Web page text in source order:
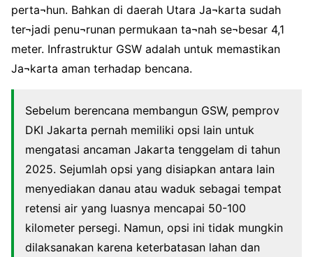
perta¬hun. Bahkan di daerah Utara Ja¬karta sudah
ter¬jadi penu¬runan permukaan ta¬nah se¬besar 4,1
meter. Infrastruktur GSW adalah untuk memastikan
Ja¬karta aman terhadap bencana.
Sebelum berencana membangun GSW, pemprov
DKI Jakarta pernah memiliki opsi lain untuk
mengatasi ancaman Jakarta tenggelam di tahun
2025. Sejumlah opsi yang disiapkan antara lain
menyediakan danau atau waduk sebagai tempat
retensi air yang luasnya mencapai 50-100
kilometer persegi. Namun, opsi ini tidak mungkin
dilaksanakan karena keterbatasan lahan dan